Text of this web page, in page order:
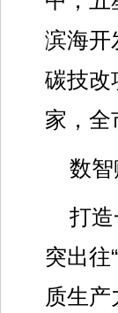
滨海开
碳技改
家，全
数
打
突出往
质生